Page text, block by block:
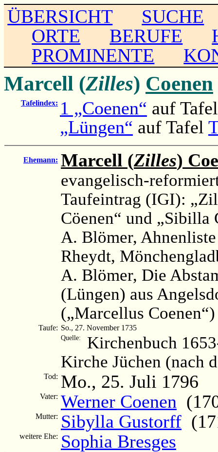
ÜBERSICHT
SUCHE
ORTE
BERUFE
PROMINENTE
Marcell (Zilles) Coenen
Tafelindex: 1 „Coenen“ auf
„Lüngen“ auf Tafel
Ehemann: Marcell (Zilles)
evangelisch-
Taufeintrag (IGI):
Cöenen“ und „Sibilla
A. Blömer,
Rheydt,
A. Blömer, Die
(Lüngen) aus
(„Marcellus Coenen“)
Taufe: So., 27. November 1735
Quelle:
Kirchenbuch
Kirche Jüchen (nach
Tod: Mo., 25. Juli 1796
Vater: Werner Coenen
Mutter: Sibylla Gustorff
weitere Ehe: Sophia Bresges